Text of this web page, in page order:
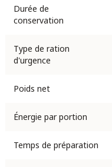
Durée de
conservation
Type de ration
d'urgence
Poids net
Énergie par portion
Temps de préparation